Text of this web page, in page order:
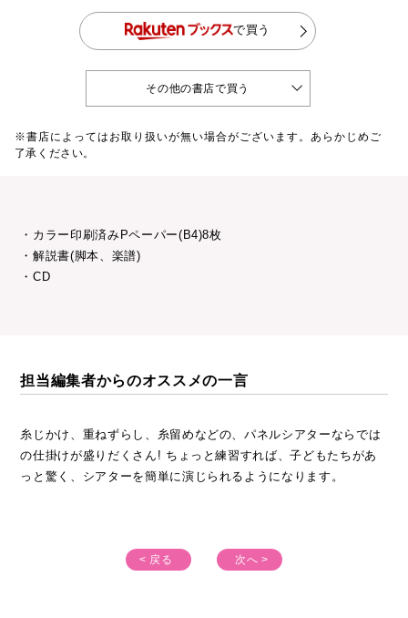
で買う
その他の書店で買う
※書店によってはお取り扱いが無い場合がございます。あらかじめご
了承ください。
・カラー印刷済みPペーパー(B4)8枚
・解説書(脚本、楽譜)
・CD
担当編集者からのオススメの一言
糸じかけ、重ねずらし、糸留めなどの、パネルシアターならでは
の仕掛けが盛りだくさん! ちょっと練習すれば、子どもたちがあ
っと驚く、シアターを簡単に演じられるようになります。
< 戻る 次へ >